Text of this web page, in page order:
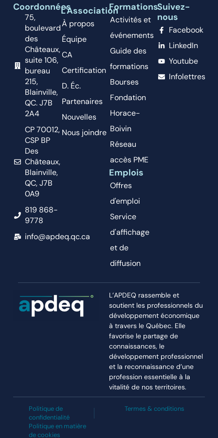
Coordonnées
75,
boulevard
des
Châteaux,
suite 106,
bureau
215,
Blainville,
QC. J7B
2A4
CP 70012,
CSP BP
Des
Châteaux,
Blainville,
QC, J7B
0A9
819 868-
9778
info@apdeq.qc.ca
L'Association
À propos
Équipe
CA
Certification
D. Éc.
Partenaires
Nouvelles
Nous joindre
Formations
Activités et
événements
Guide des
formations
Bourses
Fondation
Horace-
Boivin
Réseau
accès PME
Emplois
Offres
d'emploi
Service
d'affichage
et de
diffusion
Suivez-
nous
Facebook
LinkedIn
Youtube
Infolettres
L’APDEQ rassemble et
soutient les professionnels du
développement économique
à travers le Québec. Elle
favorise le partage de
connaissances, le
développement professionnel
et la reconnaissance d’une
profession essentielle à la
vitalité de nos territoires.
Politique de
confidentialité
Politique en matière
de cookies
Termes & conditions